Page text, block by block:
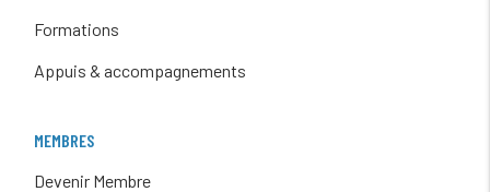
Formations
Appuis & accompagnements
MEMBRES
Devenir Membre